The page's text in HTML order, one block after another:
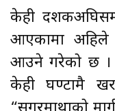
केही
आएकामा अहिले
आउने गरेको छ ।
केही घण्टामै